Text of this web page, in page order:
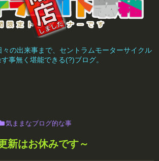
の出来事まで、セントラムモーターサイクル
す事無く堪能できる(?)ブログ。
気ままなブログ的な事
新はお休みです～